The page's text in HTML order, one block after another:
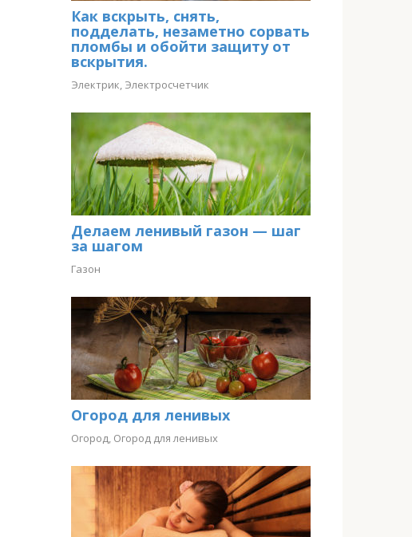
Как вскрыть, снять,
подделать, незаметно сорвать
пломбы и обойти защиту от
вскрытия.
Электрик, Электросчетчик
Делаем ленивый газон — шаг
за шагом
Газон
Огород для ленивых
Огород, Огород для ленивых